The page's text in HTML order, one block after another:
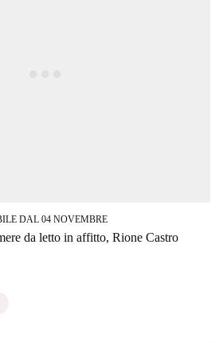
DAL 04 NOVEMBRE
da letto in affitto, Rione Castro